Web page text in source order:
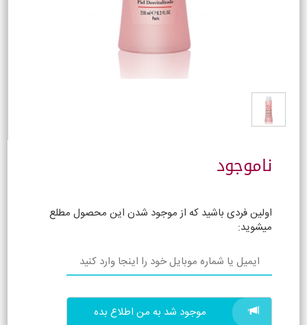
ناموجود
اولین فردی باشید که از موجود شدن این محصول مطلع
میشوید:
موجود شد به من اطلاع بده